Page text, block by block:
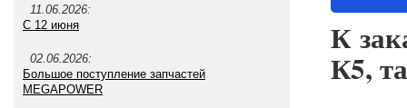
11.06.2026:
С 12 июня
02.06.2026:
Большое поступление запчастей
MEGAPOWER
К
К5,